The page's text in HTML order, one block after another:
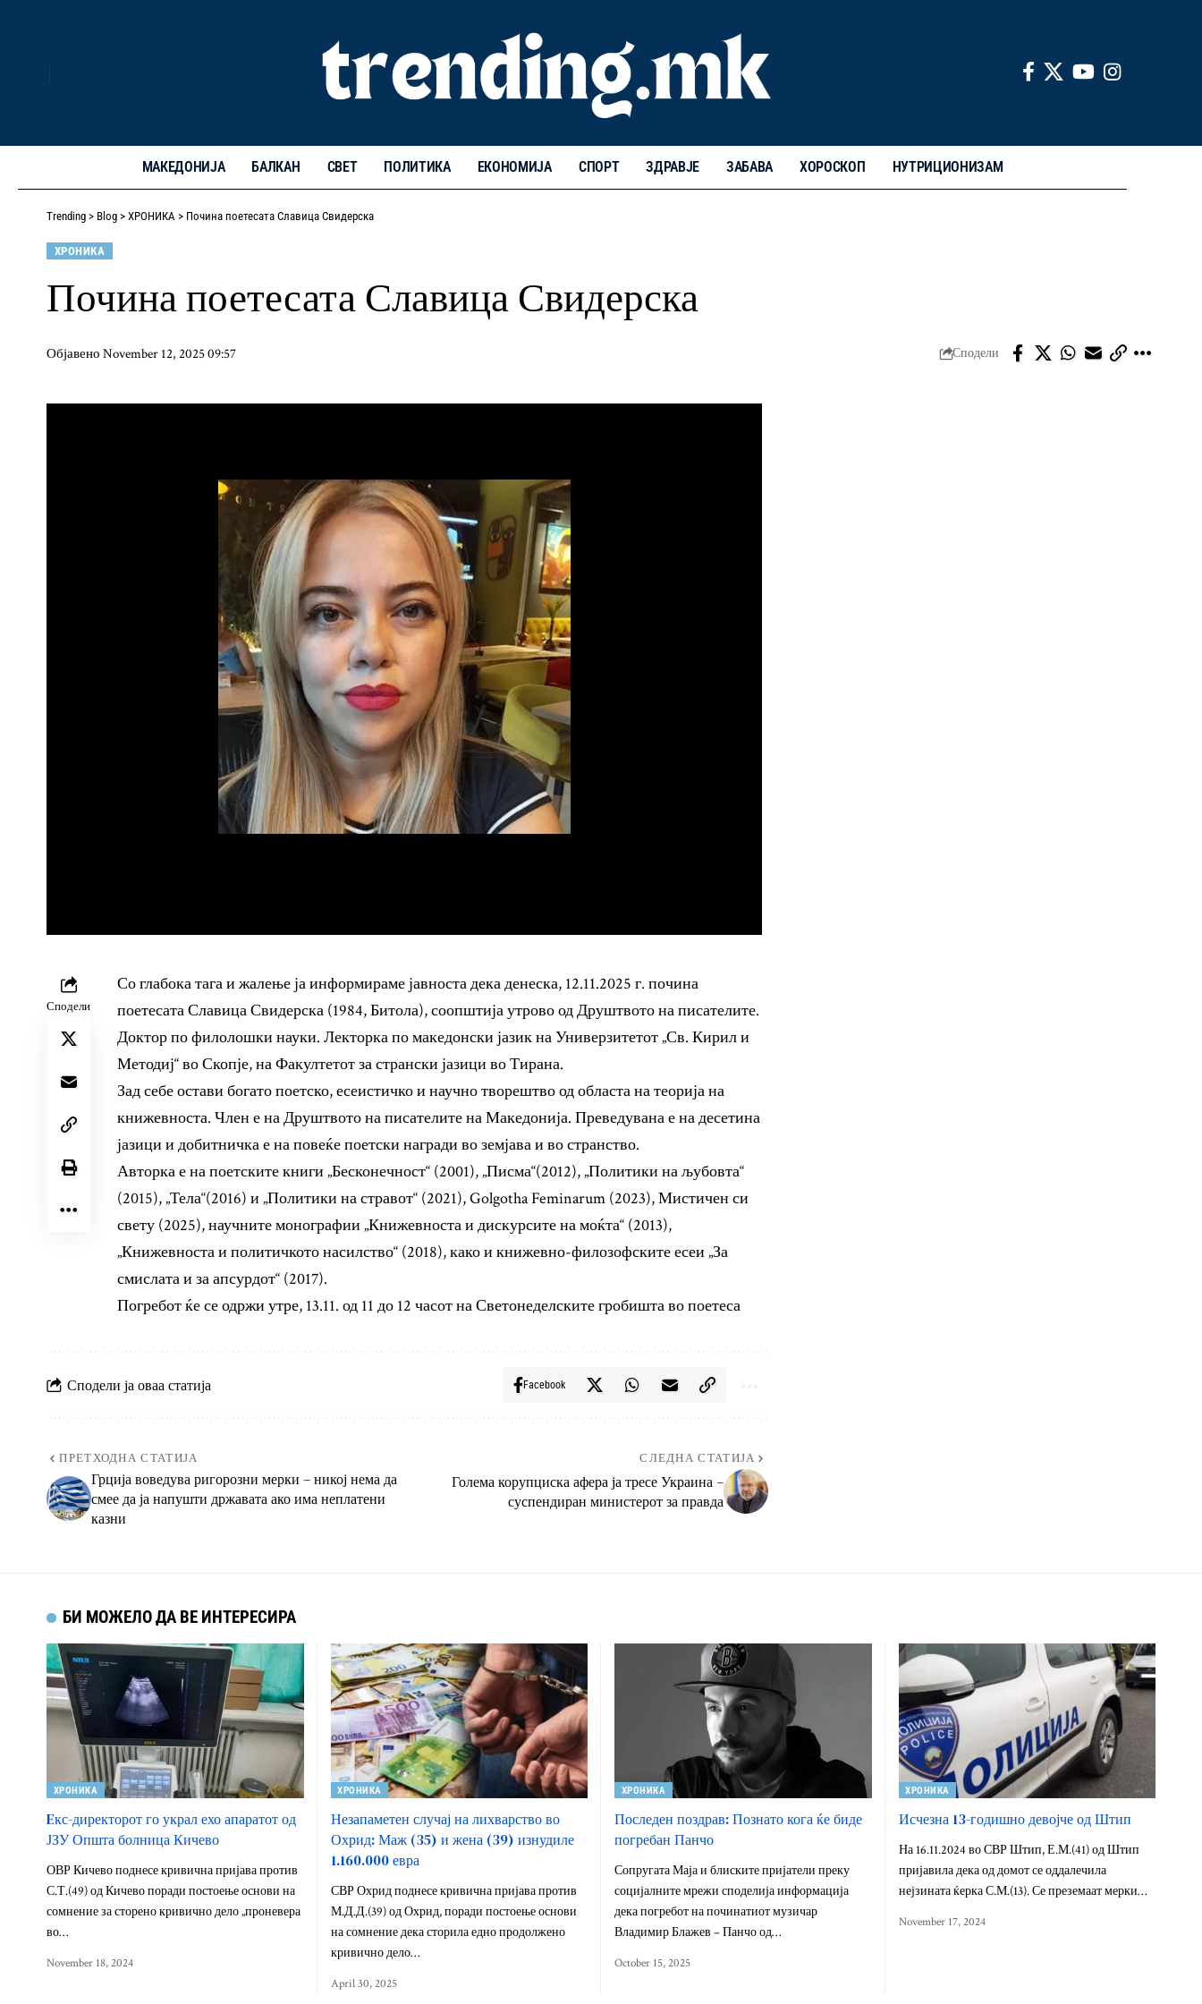
МАКЕДОНИЈА БАЛКАН СВЕТ ПОЛИТИКА ЕКОНОМИЈА СПОРТ ЗДРАВЈЕ ЗАБАВА ХОРОСКОП НУТРИЦИОНИЗАМ
Trending > Blog > ХРОНИКА > Почина поетесата Славица Свидерска
ХРОНИКА
Почина поетесата Славица Свидерска
Објавено November 12, 2025 09:57 Сподели
Сподели
Со глабока тага и жалење ја информираме јавноста дека денеска, 12.11.2025 г. почина
поетесата Славица Свидерска (1984, Битола), соопштија утрово од Друштвото на писателите.
Доктор по филолошки науки. Лекторка по македонски јазик на Универзитетот „Св. Кирил и
Методиј“ во Скопје, на Факултетот за странски јазици во Тирана.
Зад себе остави богато поетско, есеистичко и научно творештво од областа на теорија на
книжевноста. Член е на Друштвото на писателите на Македонија. Преведувана е на десетина
јазици и добитничка е на повеќе поетски награди во земјава и во странство.
Авторка е на поетските книги „Бесконечност“ (2001), „Писма“(2012), „Политики на љубовта“
(2015), „Тела“(2016) и „Политики на стравот“ (2021), Golgotha Feminarum (2023), Мистичен си
свету (2025), научните монографии „Книжевноста и дискурсите на моќта“ (2013),
„Книжевноста и политичкото насилство“ (2018), како и книжевно-филозофските есеи „За
смислата и за апсурдот“ (2017).
Погребот ќе се одржи утре, 13.11. од 11 до 12 часот на Светонеделските гробишта во поетеса
Сподели ја оваа статија Facebook
ПРЕТХОДНА СТАТИЈА
Грција воведува ригорозни мерки – никој нема да
смее да ја напушти државата ако има неплатени
казни
СЛЕДНА СТАТИЈА
Голема корупциска афера ја тресе Украина –
суспендиран министерот за правда
БИ МОЖЕЛО ДА ВЕ ИНТЕРЕСИРА
ХРОНИКА
Eкс-директорот го украл ехо апаратот од
ЈЗУ Општа болница Кичево
ОВР Кичево поднесе кривична пријава против
С.Т.(49) од Кичево поради постоење основи на
сомнение за сторено кривично дело „проневера
во…
November 18, 2024
ХРОНИКА
Незапаметен случај на лихварство во
Охрид: Маж (35) и жена (39) изнудиле
1.160.000 евра
СВР Охрид поднесе кривична пријава против
М.Д.Д.(39) од Охрид, поради постоење основи
на сомнение дека сторила едно продолжено
кривично дело…
April 30, 2025
ХРОНИКА
Последен поздрав: Познато кога ќе биде
погребан Панчо
Сопругата Маја и блиските пријатели преку
социјалните мрежи споделија информација
дека погребот на починатиот музичар
Владимир Блажев – Панчо од…
October 15, 2025
ХРОНИКА
Исчезна 13-годишно девојче од Штип
На 16.11.2024 во СВР Штип, Е.М.(41) од Штип
пријавила дека од домот се оддалечила
нејзината ќерка С.М.(13). Се преземаат мерки…
November 17, 2024